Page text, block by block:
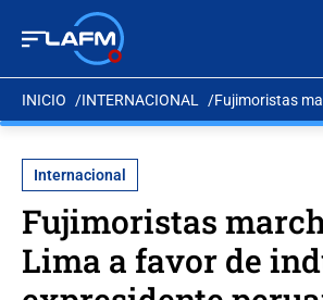
INICIO INTERNACIONAL Fujimoristas
Internacional
Fujimoristas
Lima a favor de